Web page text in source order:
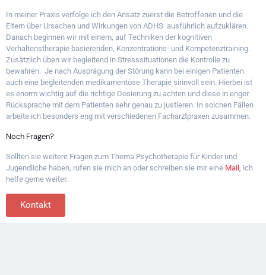
In meiner Praxis verfolge ich den Ansatz zuerst die Betroffenen und die
Eltern über Ursachen und Wirkungen von ADHS ausführlich aufzuklären.
Danach beginnen wir mit einem, auf Techniken der kognitiven
Verhaltenstherapie basierenden, Konzentrations- und Kompetenztraining.
Zusätzlich üben wir begleitend in Stresssituationen die Kontrolle zu
bewahren. Je nach Ausprägung der Störung kann bei einigen Patienten
auch eine begleitenden medikamentöse Therapie sinnvoll sein. Hierbei ist
es enorm wichtig auf die richtige Dosierung zu achten und diese in enger
Rücksprache mit dem Patienten sehr genau zu justieren. In solchen Fällen
arbeite ich besonders eng mit verschiedenen Facharztpraxen zusammen.
Noch Fragen?
Sollten sie weitere Fragen zum Thema Psychotherapie für Kinder und
Jugendliche haben, rufen sie mich an oder schreiben sie mir eine Mail, ich
helfe gerne weiter.
Kontakt